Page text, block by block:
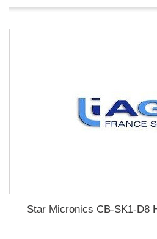
Star Micronics CB-SK1-D8